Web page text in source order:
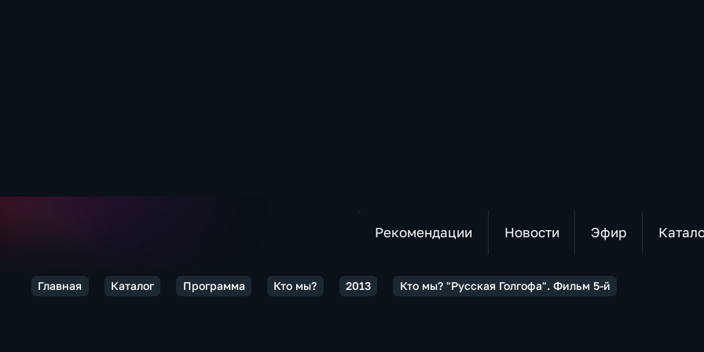
Рекомендации Новости Эфир
Главная Каталог Программа Кто мы? 2013 Кто мы? "Русская Голгофа". Фильм 5-й